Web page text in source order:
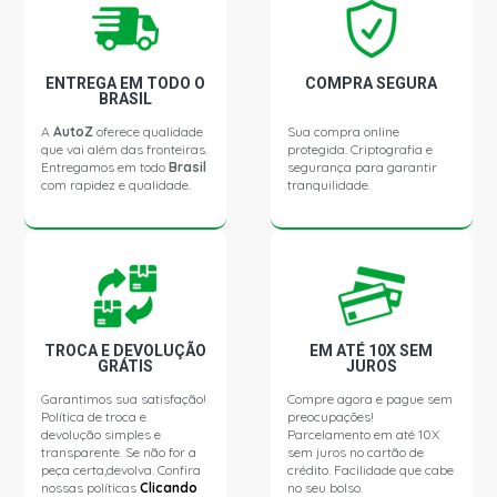
ECOSPORT XLS SUV 1.0 8V SUPERCHARGER GASOLINA
(2003 - 2009)
ECOSPORT XLT SUV 1.0 8V SUPERCHARGER GASOLINA
(2003 - 2006)
ECOSPORT XL SUV 1.6 8V ZETEC ROCAM FLEX (2006 -
2012)
ECOSPORT XL SUV 1.6 8V ZETEC ROCAM GASOLINA
ECOSPORT XLS SUV 1.6 8V ZETEC ROCAM FLEX (2006 -
2012)
ECOSPORT XLT FREESTYLE SUV 1.6 8V ZETEC ROCAM
FLEX (2007 - 2012)
ENTREGA EM TODO O
BRASIL
AAutoZ oferece qualidade
que vai além das fronteiras.
Entregamos em todoBrasil
com rapidez e qualidade.
COMPRA SEGURA
Sua compra online
protegida. Criptografia e
segurança para garantir
tranquilidade.
TROCA E DEVOLUÇÃO
GRÁTIS
Garantimos sua satisfação!
Política de troca e
devolução simples e
transparente. Se não for a
peça certa,devolva. Confira
nossas políticasClicando
EM ATÉ 10X SEM
JUROS
Compre agora e pague sem
preocupações!
Parcelamento em até 10X
sem juros no cartão de
crédito. Facilidade que cabe
no seu bolso.